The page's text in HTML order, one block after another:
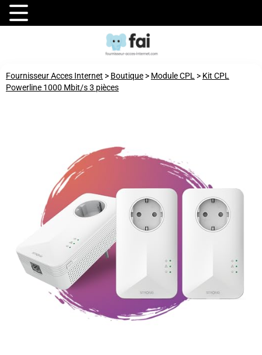
Fournisseur Acces Internet > Boutique > Module CPL > Kit CPL
Powerline 1000 Mbit/s 3 pièces